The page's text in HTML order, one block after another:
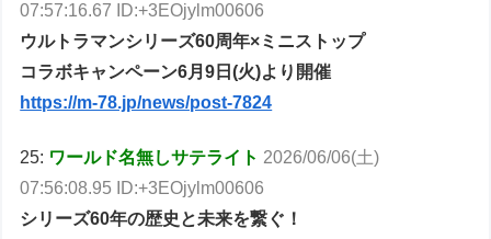
07:57:16.67 ID:+3EOjylm00606
ウルトラマンシリーズ60周年×ミニストップ
コラボキャンペーン6月9日(火)より開催
https://m-78.jp/news/post-7824
25: ワールド名無しサテライト 2026/06/06(土)
07:56:08.95 ID:+3EOjylm00606
シリーズ60年の歴史と未来を繋ぐ！